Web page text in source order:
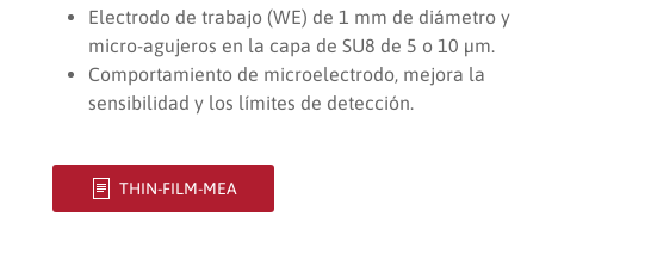
Electrodo de trabajo (WE) de 1 mm de diámetro y
micro-agujeros en la capa de SU8 de 5 o 10 µm.
Comportamiento de microelectrodo, mejora la
sensibilidad y los límites de detección.
THIN-FILM-MEA